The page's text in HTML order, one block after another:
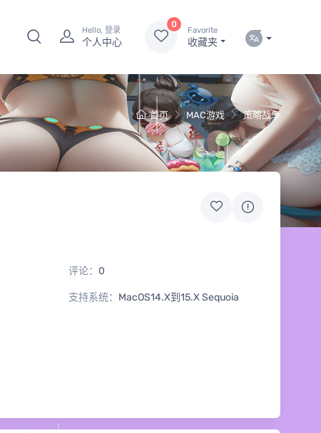
Hello, 登录
个人中心
0
Favorite
收藏夹
首页 MAC游戏 策略战争
评论： 0
支持系统： MacOS14.X到15.X Sequoia